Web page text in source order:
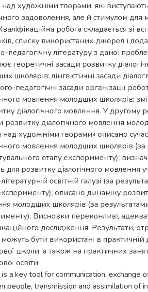
над художніми творами, які
задоволення, але й стимулом для
робота складається зі
списку використаних джерел і
педагогічну літературу з даної
теоретичні засади розвитку
школярів: лінгвістичні засади
педагогічні засади організації
мовлення молодших школярів;
діалогічного мовлення. У другому
розвитку діалогічного мовлення
над художніми творами» описано
мовлення молодших школярів (за
етапу експерименту);
для розвитку діалогічного мовлення
освітній галузі (за
описано динаміку
молодших школярів (за
Висновки переконливі,
дослідження. Результати,
можуть бути використані в практичній
школи, а також на практичних
освіти.
a key tool for communication, exchange
people, transmission and assimilation of